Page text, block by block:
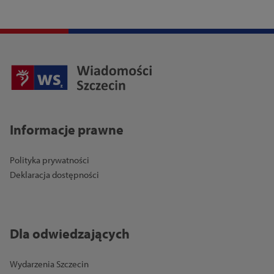
Informacje prawne
Polityka prywatności
Deklaracja dostępności
Dla odwiedzających
Wydarzenia Szczecin